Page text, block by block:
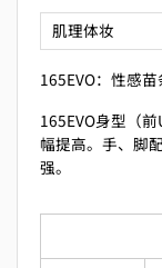
165EVO：性感苗
165EVO身型（
幅提高。手、脚
强。